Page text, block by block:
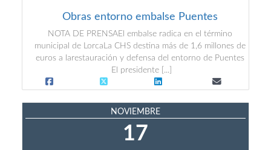
Obras entorno embalse Puentes
NOTA DE PRENSAEl embalse radica en el término
municipal de LorcaLa CHS destina más de 1,6 millones de
euros a larestauración y defensa del entorno de Puentes
El presidente [...]
NOVIEMBRE
17